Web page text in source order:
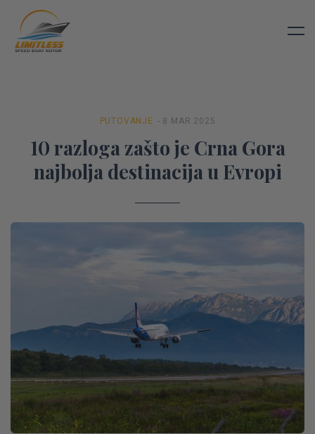
PUTOVANJE - 8 MAR 2025
10 razloga zašto je Crna Gora
najbolja destinacija u Evropi